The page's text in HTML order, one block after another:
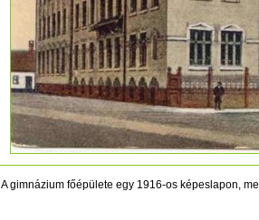
A gimnázium főépülete egy 1916-os képeslapon,